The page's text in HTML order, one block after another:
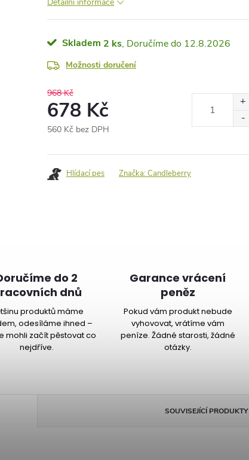
Skladem 2 ks 12.8.2026
Možnosti doručení
968 Kč
678 Kč
560 Kč bez DPH
cena:
Hlídací pes Značka:Candleberry
do 2
dnů
produktů máme
odesíláme ihned –
mohli začít pěstovat co
nejdříve.
Garance vrácení
peněz
Pokud vám produkt nebude
vyhovovat, vrátíme vám
peníze. Žádné starosti, žádné
otázky.
SOUVISEJÍCÍ PRODUKTY